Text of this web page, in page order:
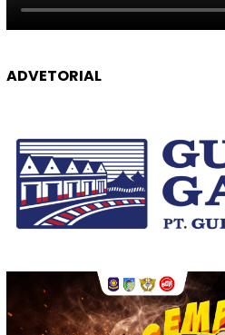
ADVETORIAL